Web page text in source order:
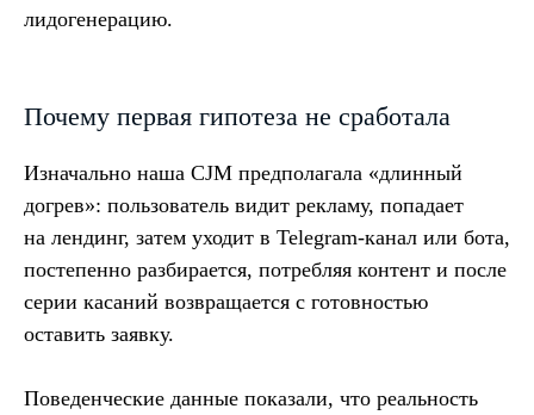
лидогенерацию.
Почему первая гипотеза не сработала
Изначально наша CJM предполагала «длинный
догрев»: пользователь видит рекламу, попадает
на лендинг, затем уходит в Telegram-канал или бота,
постепенно разбирается, потребляя контент и после
серии касаний возвращается с готовностью
оставить заявку.
Поведенческие данные показали, что реальность